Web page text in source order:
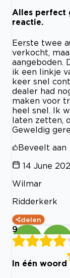
Alles perfect
reactie.
Eerste twee
verkocht,
aangeboden.
ik een linkje
keer snel
dealer had
maken voor
heel snel. Ik
laten zetten,
Geweldig
Beveelt aan
14 June
Wilmar
Ridderkerk
delen
9
In één